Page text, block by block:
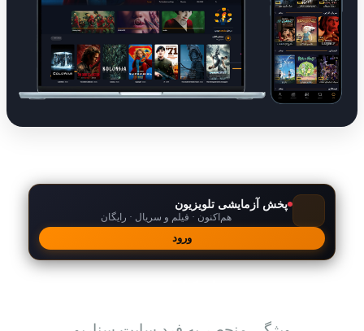
پخش آزمایشی تلویزیون
هم‌اکنون · فیلم و سریال · رایگان